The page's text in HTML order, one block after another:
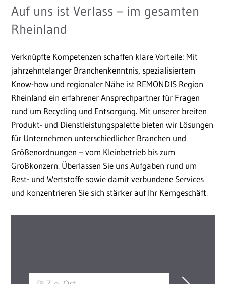
Auf uns ist Verlass – im gesamten
Rheinland
Verknüpfte Kompetenzen schaffen klare Vorteile: Mit
jahrzehntelanger Branchenkenntnis, spezialisiertem
Know-how und regionaler Nähe ist REMONDIS Region
Rheinland ein erfahrener Ansprechpartner für Fragen
rund um Recycling und Entsorgung. Mit unserer breiten
Produkt- und Dienstleistungspalette bieten wir Lösungen
für Unternehmen unterschiedlicher Branchen und
Größenordnungen – vom Kleinbetrieb bis zum
Großkonzern. Überlassen Sie uns Aufgaben rund um
Rest- und Wertstoffe sowie damit verbundene Services
und konzentrieren Sie sich stärker auf Ihr Kerngeschäft.